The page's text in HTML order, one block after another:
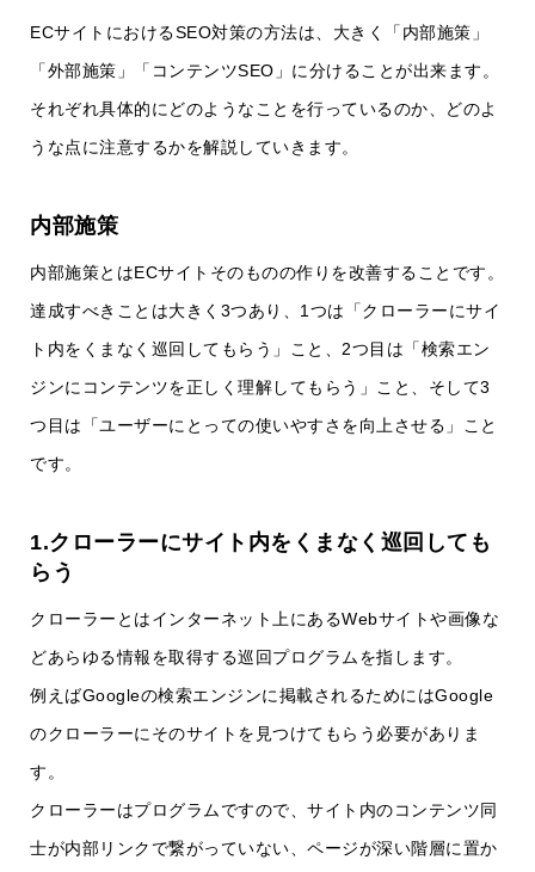
ECサイトにおけるSEO対策の方法は、大きく「内部施策」
「外部施策」「コンテンツSEO」に分けることが出来ます。
それぞれ具体的にどのようなことを行っているのか、どのよ
うな点に注意するかを解説していきます。
内部施策
内部施策とはECサイトそのものの作りを改善することです。
達成すべきことは大きく3つあり、1つは「クローラーにサイ
ト内をくまなく巡回してもらう」こと、2つ目は「検索エン
ジンにコンテンツを正しく理解してもらう」こと、そして3
つ目は「ユーザーにとっての使いやすさを向上させる」こと
です。
1.クローラーにサイト内をくまなく巡回しても
らう
クローラーとはインターネット上にあるWebサイトや画像な
どあらゆる情報を取得する巡回プログラムを指します。
例えばGoogleの検索エンジンに掲載されるためにはGoogle
のクローラーにそのサイトを見つけてもらう必要がありま
す。
クローラーはプログラムですので、サイト内のコンテンツ同
士が内部リンクで繋がっていない、ページが深い階層に置か